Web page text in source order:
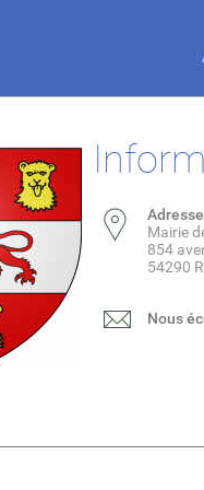
Adresse
Mairie
854
54290
Nous